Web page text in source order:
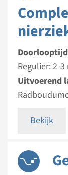
Doorlooptijd
Regulier: 2-
Uitvoerend
Bekijk